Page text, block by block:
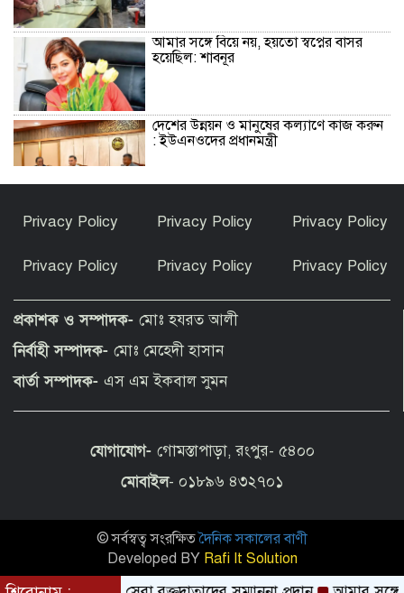
আমার সঙ্গে বিয়ে নয়, হয়তো স্বপ্নের বাসর
হয়েছিল: শাবনূর
দেশের উন্নয়ন ও মানুষের কল্যাণে কাজ করুন
: ইউএনওদের প্রধানমন্ত্রী
ফারিয়া
পথে বিশ্বকাপ জয়ী তারকা
তেঁতুলিয়ায় ১৬ বছরের আইনি লড়াইয় শেষে
আদালতের রায়ে জমি ফিরে পেলেন মালিকরা
জ্বালানি তেল আমদানিতে বিশেষ সুবিধার
সুযোগ নেই, বলল জ্বালানি বিভাগ
পীরগঞ্জে ফ্যামিলি কার্ড শুমারির নিয়োগে
অনিয়মের অভিযোগ!
Privacy Policy Privacy Policy Privacy Policy
Privacy Policy Privacy Policy Privacy Policy
প্রকাশক ও সম্পাদক- মোঃ হযরত আলী
নির্বাহী সম্পাদক- মোঃ মেহেদী হাসান
বার্তা সম্পাদক- এস এম ইকবাল সুমন
যোগাযোগ- গোমস্তাপাড়া, রংপুর- ৫৪০০
মোবাইল- ০১৮৯৬ ৪৩২৭০১
© সর্বস্বত্ব সংরক্ষিতদৈনিক সকালের বাণী
Developed BY Rafi It Solution